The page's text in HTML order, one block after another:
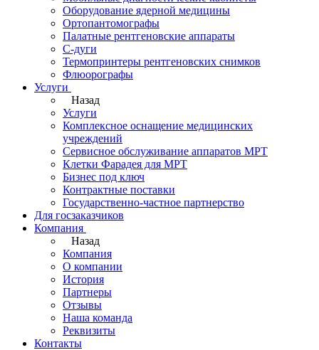
Оборудование ядерной медицины
Ортопантомографы
Палатные рентгеновские аппараты
С-дуги
Термопринтеры рентгеновских снимков
Флюорографы
Услуги
Назад
Услуги
Комплексное оснащение медицинских
учреждений
Сервисное обслуживание аппаратов МРТ
Клетки Фарадея для МРТ
Бизнес под ключ
Контрактные поставки
Государственно-частное партнерство
Для госзаказчиков
Компания
Назад
Компания
О компании
История
Партнеры
Отзывы
Наша команда
Реквизиты
Контакты